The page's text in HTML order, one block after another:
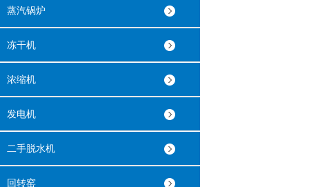
蒸汽锅炉
冻干机
浓缩机
发电机
二手脱水机
回转窑